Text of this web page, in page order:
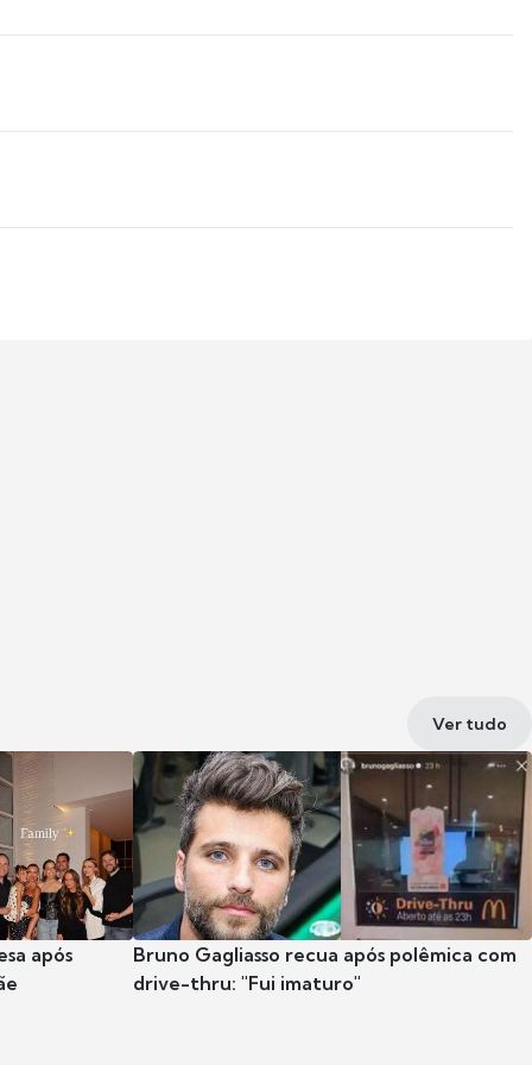
Ver tudo
após
Bruno Gagliasso recua após polêmica com
drive-thru: "Fui imaturo"